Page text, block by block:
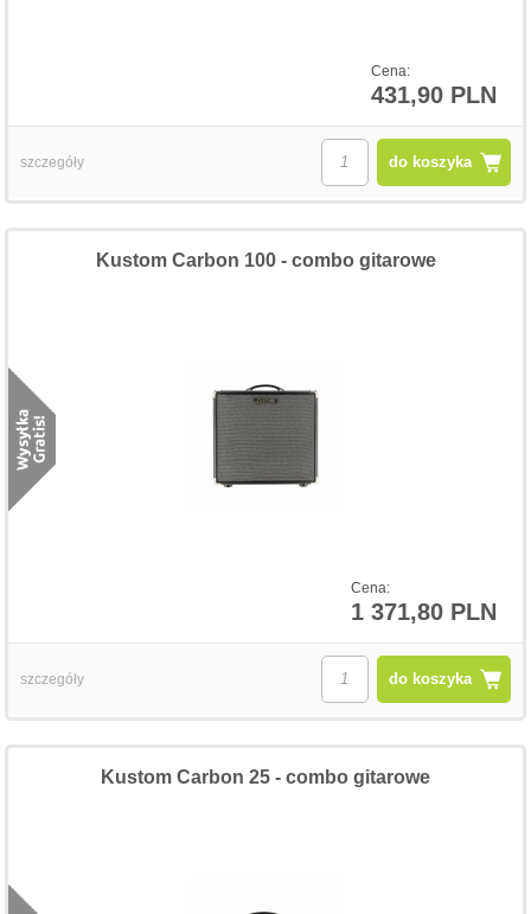
Cena:
431,90 PLN
do koszyka
szczegóły
Cena:
1 371,80 PLN
Kustom Carbon 100 - combo gitarowe
do koszyka
szczegóły
Kustom Carbon 25 - combo gitarowe